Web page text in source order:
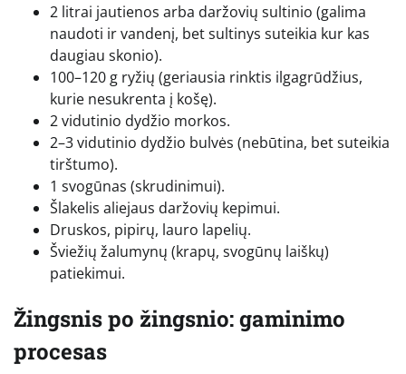
2 litrai jautienos arba daržovių sultinio (galima
naudoti ir vandenį, bet sultinys suteikia kur kas
daugiau skonio).
100–120 g ryžių (geriausia rinktis ilgagrūdžius,
kurie nesukrenta į košę).
2 vidutinio dydžio morkos.
2–3 vidutinio dydžio bulvės (nebūtina, bet suteikia
tirštumo).
1 svogūnas (skrudinimui).
Šlakelis aliejaus daržovių kepimui.
Druskos, pipirų, lauro lapelių.
Šviežių žalumynų (krapų, svogūnų laiškų)
patiekimui.
Žingsnis po žingsnio: gaminimo
procesas